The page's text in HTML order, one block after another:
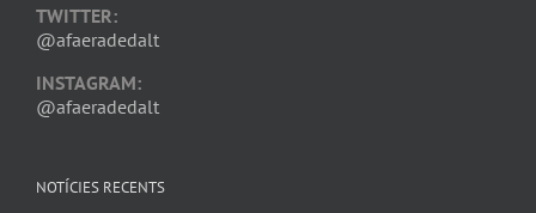
TWITTER:
@afaeradedalt
INSTAGRAM:
@afaeradedalt
NOTÍCIES RECENTS